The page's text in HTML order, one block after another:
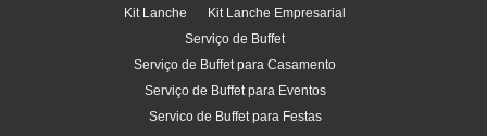
Kit Lanche
Kit Lanche Empresarial
Serviço de Buffet
Serviço de Buffet para Casamento
Serviço de Buffet para Eventos
Servico de Buffet para Festas